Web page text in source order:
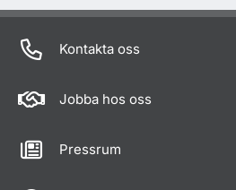
Kontakta oss
Jobba hos oss
Pressrum